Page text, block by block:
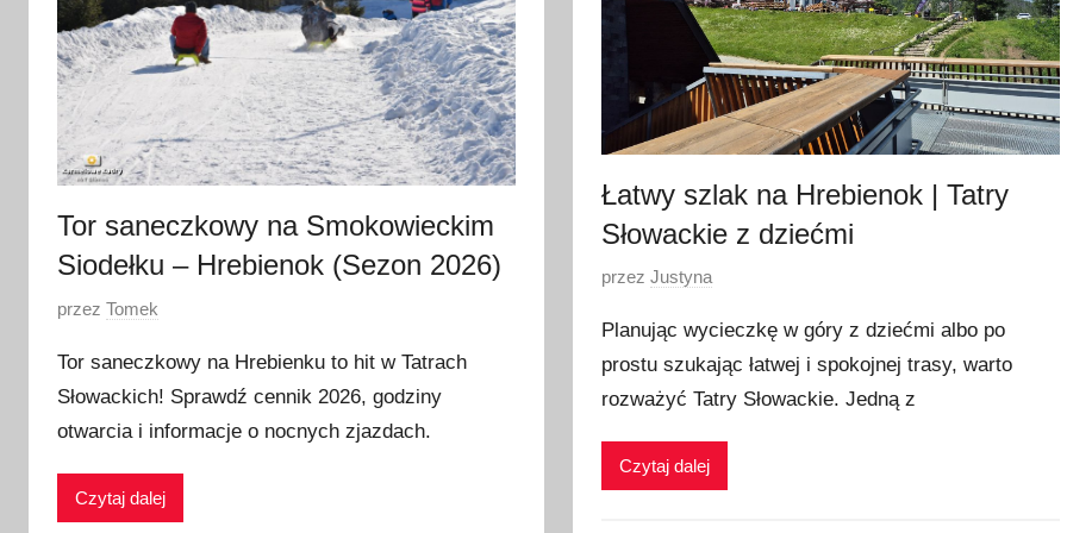
Tor saneczkowy na Smokowieckim
Siodełku – Hrebienok (Sezon 2026)
O
u
b
l
o
przez Tomek
Tor saneczkowy na Hrebienku to hit w Tatrach
Słowackich! Sprawdź cennik 2026, godziny
otwarcia i informacje o nocnych zjazdach.
Czytaj dalej
Łatwy szlak na Hrebienok | Tatry
Słowackie z dziećmi
O
u
b
l
o
przezJustyna
Planując wycieczkę w góry z dziećmi albo po
prostu szukając łatwej i spokojnej trasy, warto
rozważyć Tatry Słowackie. Jedną z
Czytaj dalej